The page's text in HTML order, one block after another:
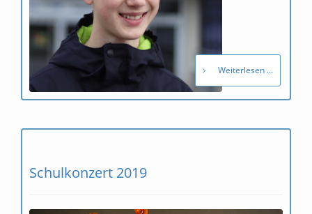
Weiterlesen ...
Schulkonzert 2019